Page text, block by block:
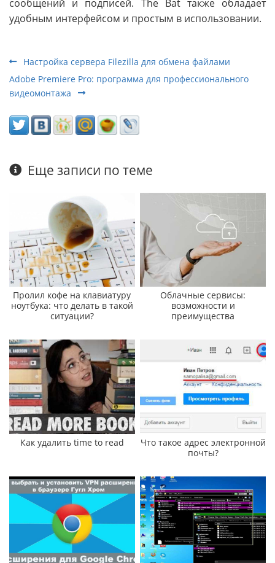
сообщений и подписей. The Bat также обладает
удобным интерфейсом и простым в использовании.
Настройка сервера Filezilla для обмена файлами
Adobe Premiere Pro: программа для профессионального
видеомонтажа
Еще записи по теме
Пролил кофе на клавиатуру
ноутбука: что делать в такой
ситуации?
Облачные сервисы:
возможности и
преимущества
Как удалить time to read
Что такое адрес электронной
почты?